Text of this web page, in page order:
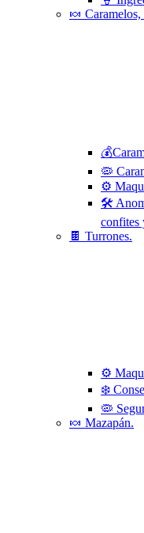
🍬
🦠
⚙️
🛠
confites
🍫 Turrones.
⚙️
❄️
🦠
🍬 Mazapán.